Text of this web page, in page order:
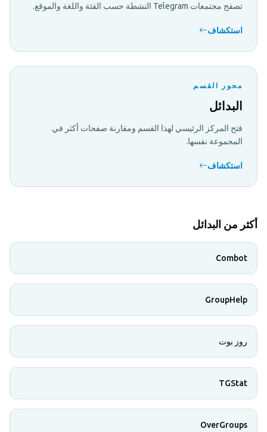
تصفح مجتمعات Telegram النشطة حسب الفئة واللغة والموقع.
استكشاف
محور القسم
البدائل
فتح المركز الرئيسي لهذا القسم ومقارنة صفحات أكثر في
المجموعة نفسها.
استكشاف
أكثر من البدائل
Combot
GroupHelp
روز بوت
TGStat
OverGroups